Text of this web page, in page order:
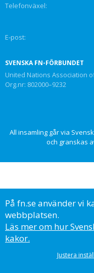
Telefonväxel:
E-post:
SVENSKA FN-FÖRBUNDET
United Nations Association
Org.nr: 802000–9232
All insamling går via
och granskas
©
På fn.se använder vi
webbplatsen.
Läs mer om hur
kakor.
Justera